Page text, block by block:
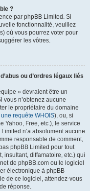
?
par phpBB Limited. Si
fonctionnalité, veuillez
où vous pourrez voter pour
les vôtres.
ou d’ordres légaux liés
» devraient être un
vous n’obtenez aucune
le propriétaire du domaine
une requête WHOIS), ou, si
Yahoo, Free, etc.), le service
n’a absolument aucune
responsable de comment,
phpBB Limited pour tout
insultant, diffamatoire, etc.) qui
de phpBB.com ou le logiciel
électronique à phpBB
de ce logiciel, attendez-vous
réponse.